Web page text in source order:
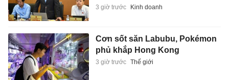
3 giờ trước Kinh doanh
Cơn sốt săn Labubu, Pokémon
phủ khắp Hong Kong
3 giờ trước Thế giới